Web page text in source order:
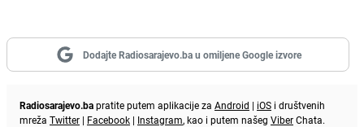
Dodajte Radiosarajevo.ba u omiljene Google izvore
Radiosarajevo.bapratite putem aplikacije za Android | iOS i društvenih
mreža Twitter | Facebook | Instagram, kao i putem našeg ViberChata.